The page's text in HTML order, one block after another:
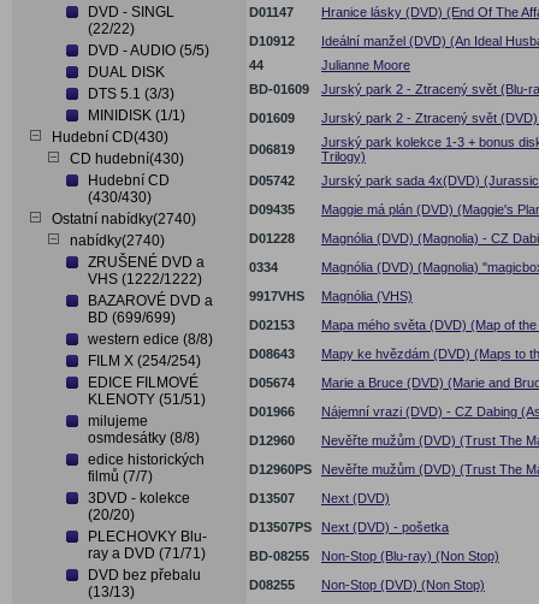
DVD - SINGL
(22/22)
DVD - AUDIO (5/5)
DUAL DISK
DTS 5.1 (3/3)
MINIDISK (1/1)
Hudební CD(430)
CD hudební(430)
Hudební CD
(430/430)
Ostatní nabídky(2740)
nabídky(2740)
ZRUŠENÉ DVD a
VHS (1222/1222)
BAZAROVÉ DVD a
BD (699/699)
western edice (8/8)
FILM X (254/254)
EDICE FILMOVÉ
KLENOTY (51/51)
milujeme
osmdesátky (8/8)
edice historických
filmů (7/7)
3DVD - kolekce
(20/20)
PLECHOVKY Blu-
ray a DVD (71/71)
DVD bez přebalu
(13/13)
D01147
Hranice lásky (DVD) (End Of The
D10912
Ideální manžel (DVD) (An Ideal
44
Julianne Moore
BD-01609
Jurský park 2 - Ztracený svět (Blu-
D01609
Jurský park 2 - Ztracený svět
D06819
Jurský park kolekce 1-3 + bonus
Trilogy)
D05742
Jurský park sada 4x(DVD)
D09435
Maggie má plán (DVD) (Maggie's
D01228
Magnólia (DVD) (Magnolia) - CZ
0334
Magnólia (DVD) (Magnolia)
9917VHS
Magnólia (VHS)
D02153
Mapa mého světa (DVD) (Map of
D08643
Mapy ke hvězdám (DVD) (Maps to
D05674
Marie a Bruce (DVD) (Marie and
D01966
Nájemní vrazi (DVD) - CZ Dabing
D12960
Nevěřte mužům (DVD) (Trust The
D12960PS
Nevěřte mužům (DVD) (Trust The
D13507
Next (DVD)
D13507PS
Next (DVD) - pošetka
BD-08255
Non-Stop (Blu-ray) (Non Stop)
D08255
Non-Stop (DVD) (Non Stop)